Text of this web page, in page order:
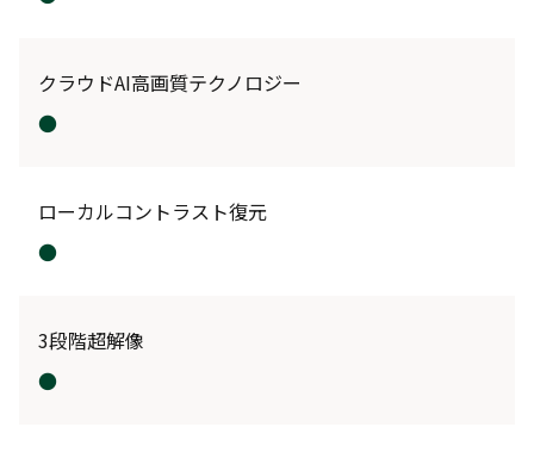
クラウドAI高画質テクノロジー
●
ローカルコントラスト復元
●
3段階超解像
●